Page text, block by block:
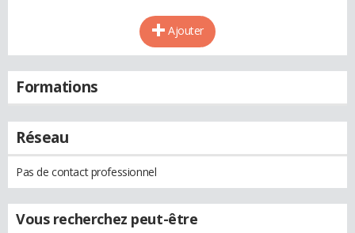
Ajouter
Formations
Réseau
Pas de contact professionnel
Vous recherchez peut-être